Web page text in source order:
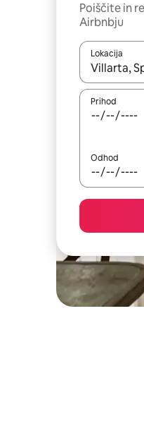
Poiščite in
Airbnbju
Lokacija
Ko so
Prihod
Odhod